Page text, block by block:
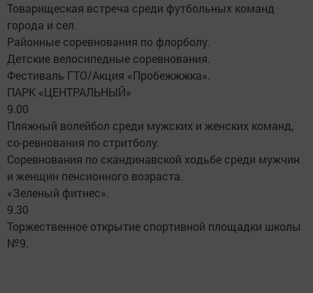
Товарищеская встреча среди футбольных команд
города и сел.
Районные соревнования по флорболу.
Детские велосипедные соревнования.
Фестиваль ГТО/Акция «Пробежжжка».
ПАРК «ЦЕНТРАЛЬНЫЙ»
9.00
Пляжный волейбол среди мужских и женских команд,
со-ревнования по стритболу.
Соревнования по скандинавской ходьбе среди мужчин
и женщин пенсионного возраста.
«Зеленый фитнес».
9.30
Торжественное открытие спортивной площадки школы
№9.